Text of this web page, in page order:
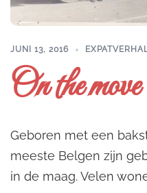
JUNI 13, 2016
On the move
Geboren met een
meeste Belgen zijn
in de maag. Velen